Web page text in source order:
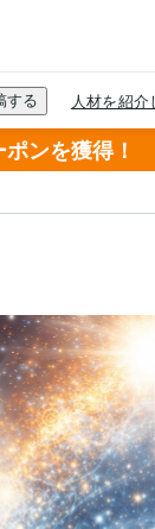
ンを獲得！